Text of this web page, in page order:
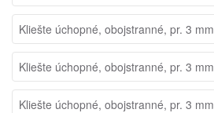
Kliešte úchopné, obojstranné, pr. 3 mm
Kliešte úchopné, obojstranné, pr. 3 mm
Kliešte úchopné, obojstranné, pr. 3 mm